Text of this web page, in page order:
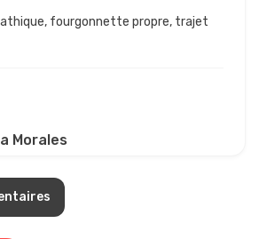
fourgonnette propre, trajet
Morales
conducteur était silencieux, peu de